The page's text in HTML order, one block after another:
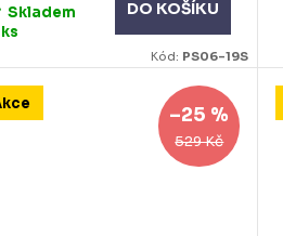
Skladem
DO KOŠÍKU
Kód: PS06-19S
529 Kč
–25 %